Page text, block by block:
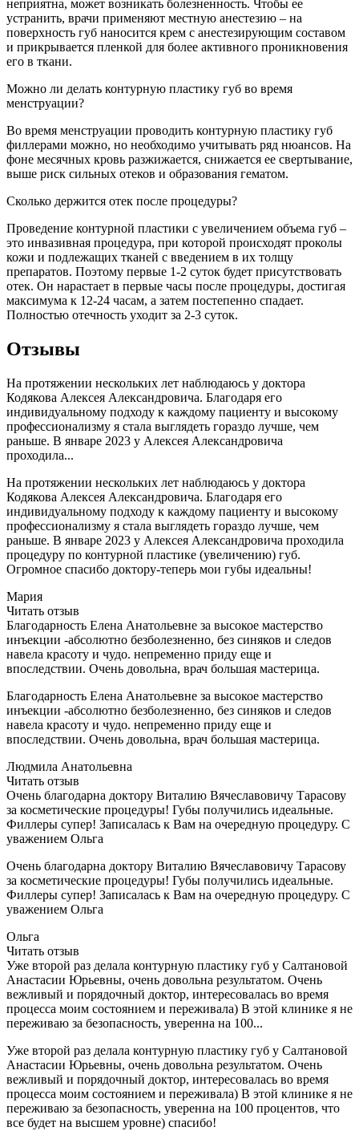
неприятна, может возникать болезненность. Чтобы ее
устранить, врачи применяют местную анестезию – на
поверхность губ наносится крем с анестезирующим составом
и прикрывается пленкой для более активного проникновения
его в ткани.
Можно ли делать контурную пластику губ во время
менструации?
Во время менструации проводить контурную пластику губ
филлерами можно, но необходимо учитывать ряд нюансов. На
фоне месячных кровь разжижается, снижается ее свертывание,
выше риск сильных отеков и образования гематом.
Сколько держится отек после процедуры?
Проведение контурной пластики с увеличением объема губ –
это инвазивная процедура, при которой происходят проколы
кожи и подлежащих тканей с введением в их толщу
препаратов. Поэтому первые 1-2 суток будет присутствовать
отек. Он нарастает в первые часы после процедуры, достигая
максимума к 12-24 часам, а затем постепенно спадает.
Полностью отечность уходит за 2-3 суток.
Отзывы
На протяжении нескольких лет наблюдаюсь у доктора
Кодякова Алексея Александровича. Благодаря его
индивидуальному подходу к каждому пациенту и высокому
профессионализму я стала выглядеть гораздо лучше, чем
раньше. В январе 2023 у Алексея Александровича
проходила...
На протяжении нескольких лет наблюдаюсь у доктора
Кодякова Алексея Александровича. Благодаря его
индивидуальному подходу к каждому пациенту и высокому
профессионализму я стала выглядеть гораздо лучше, чем
раньше. В январе 2023 у Алексея Александровича проходила
процедуру по контурной пластике (увеличению) губ.
Огромное спасибо доктору-теперь мои губы идеальны!
Мария
Читать отзыв
Благодарность Елена Анатольевне за высокое мастерство
инъекции -абсолютно безболезненно, без синяков и следов
навела красоту и чудо. непременно приду еще и
впоследствии. Очень довольна, врач большая мастерица.
Благодарность Елена Анатольевне за высокое мастерство
инъекции -абсолютно безболезненно, без синяков и следов
навела красоту и чудо. непременно приду еще и
впоследствии. Очень довольна, врач большая мастерица.
Людмила Анатольевна
Читать отзыв
Очень благодарна доктору Виталию Вячеславовичу Тарасову
за косметические процедуры! Губы получились идеальные.
Филлеры супер! Записалась к Вам на очередную процедуру. С
уважением Ольга
Очень благодарна доктору Виталию Вячеславовичу Тарасову
за косметические процедуры! Губы получились идеальные.
Филлеры супер! Записалась к Вам на очередную процедуру. С
уважением Ольга
Ольга
Читать отзыв
Уже второй раз делала контурную пластику губ у Салтановой
Анастасии Юрьевны, очень довольна результатом. Очень
вежливый и порядочный доктор, интересовалась во время
процесса моим состоянием и переживала) В этой клинике я не
переживаю за безопасность, уверенна на 100...
Уже второй раз делала контурную пластику губ у Салтановой
Анастасии Юрьевны, очень довольна результатом. Очень
вежливый и порядочный доктор, интересовалась во время
процесса моим состоянием и переживала) В этой клинике я не
переживаю за безопасность, уверенна на 100 процентов, что
все будет на высшем уровне) спасибо!